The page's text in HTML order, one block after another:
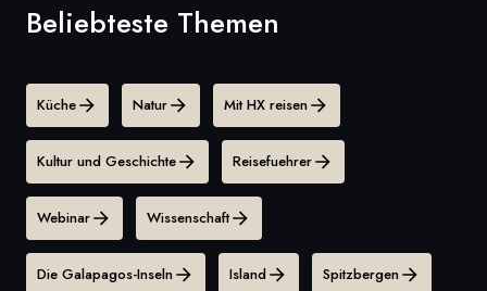
Beliebteste Themen
Küche Natur Mit HX reisen
Kultur und Geschichte Reisefuehrer
Webinar Wissenschaft
Die Galapagos-Inseln Island Spitzbergen